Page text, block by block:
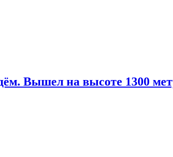
Вышел на высоте 1300